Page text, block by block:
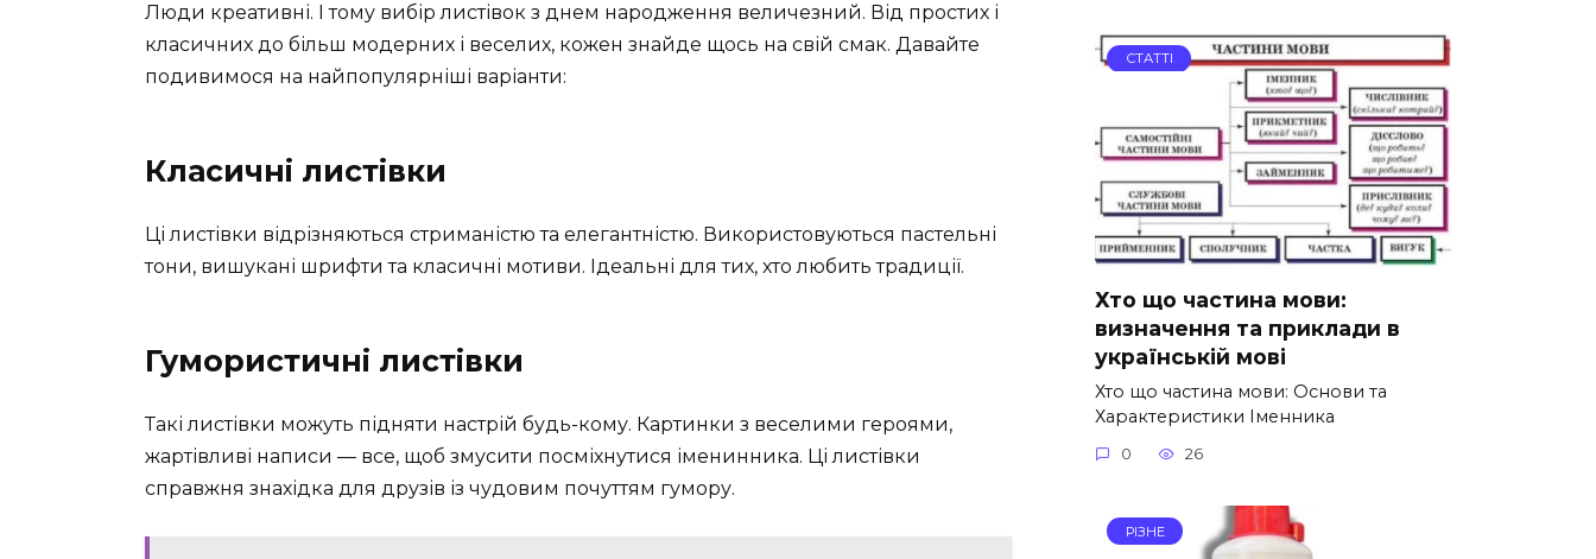
Люди креативні. І тому вибір листівок з днем народження величезний. Від простих і
класичних до більш модерних і веселих, кожен знайде щось на свій смак. Давайте
подивимося на найпопулярніші варіанти:
Класичні листівки
Ці листівки відрізняються стриманістю та елегантністю. Використовуються пастельні
тони, вишукані шрифти та класичні мотиви. Ідеальні для тих, хто любить традиції.
Гумористичні листівки
Такі листівки можуть підняти настрій будь-кому. Картинки з веселими героями,
жартівливі написи — все, щоб змусити посміхнутися іменинника. Ці листівки
справжня знахідка для друзів із чудовим почуттям гумору.
СТАТТІ
Хто що частина мови:
визначення та приклади в
українській мові
Хто що частина мови: Основи та
Характеристики Іменника
0 26
РІЗНЕ